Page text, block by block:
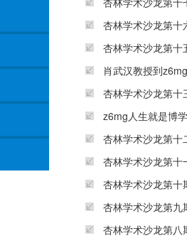
杏林学术沙龙第
杏林学术沙龙第十
肖武汉教授到
杏林学术沙龙第十
z6mg人生就是博
杏林学术沙龙第十
杏林学术沙龙第十
杏林学术沙龙第十
杏林学术沙龙第九
杏林学术沙龙第八